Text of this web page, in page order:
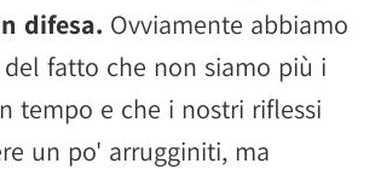
difesa. Ovviamente abbiamo
fatto che non siamo più i
tempo e che i nostri riflessi
un po' arrugginiti, ma